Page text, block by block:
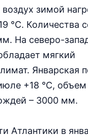
зимой
°С. Количества
На северо-
мягкий
Январская
+18 °С, объем
– 3000 мм.
Атлантики в